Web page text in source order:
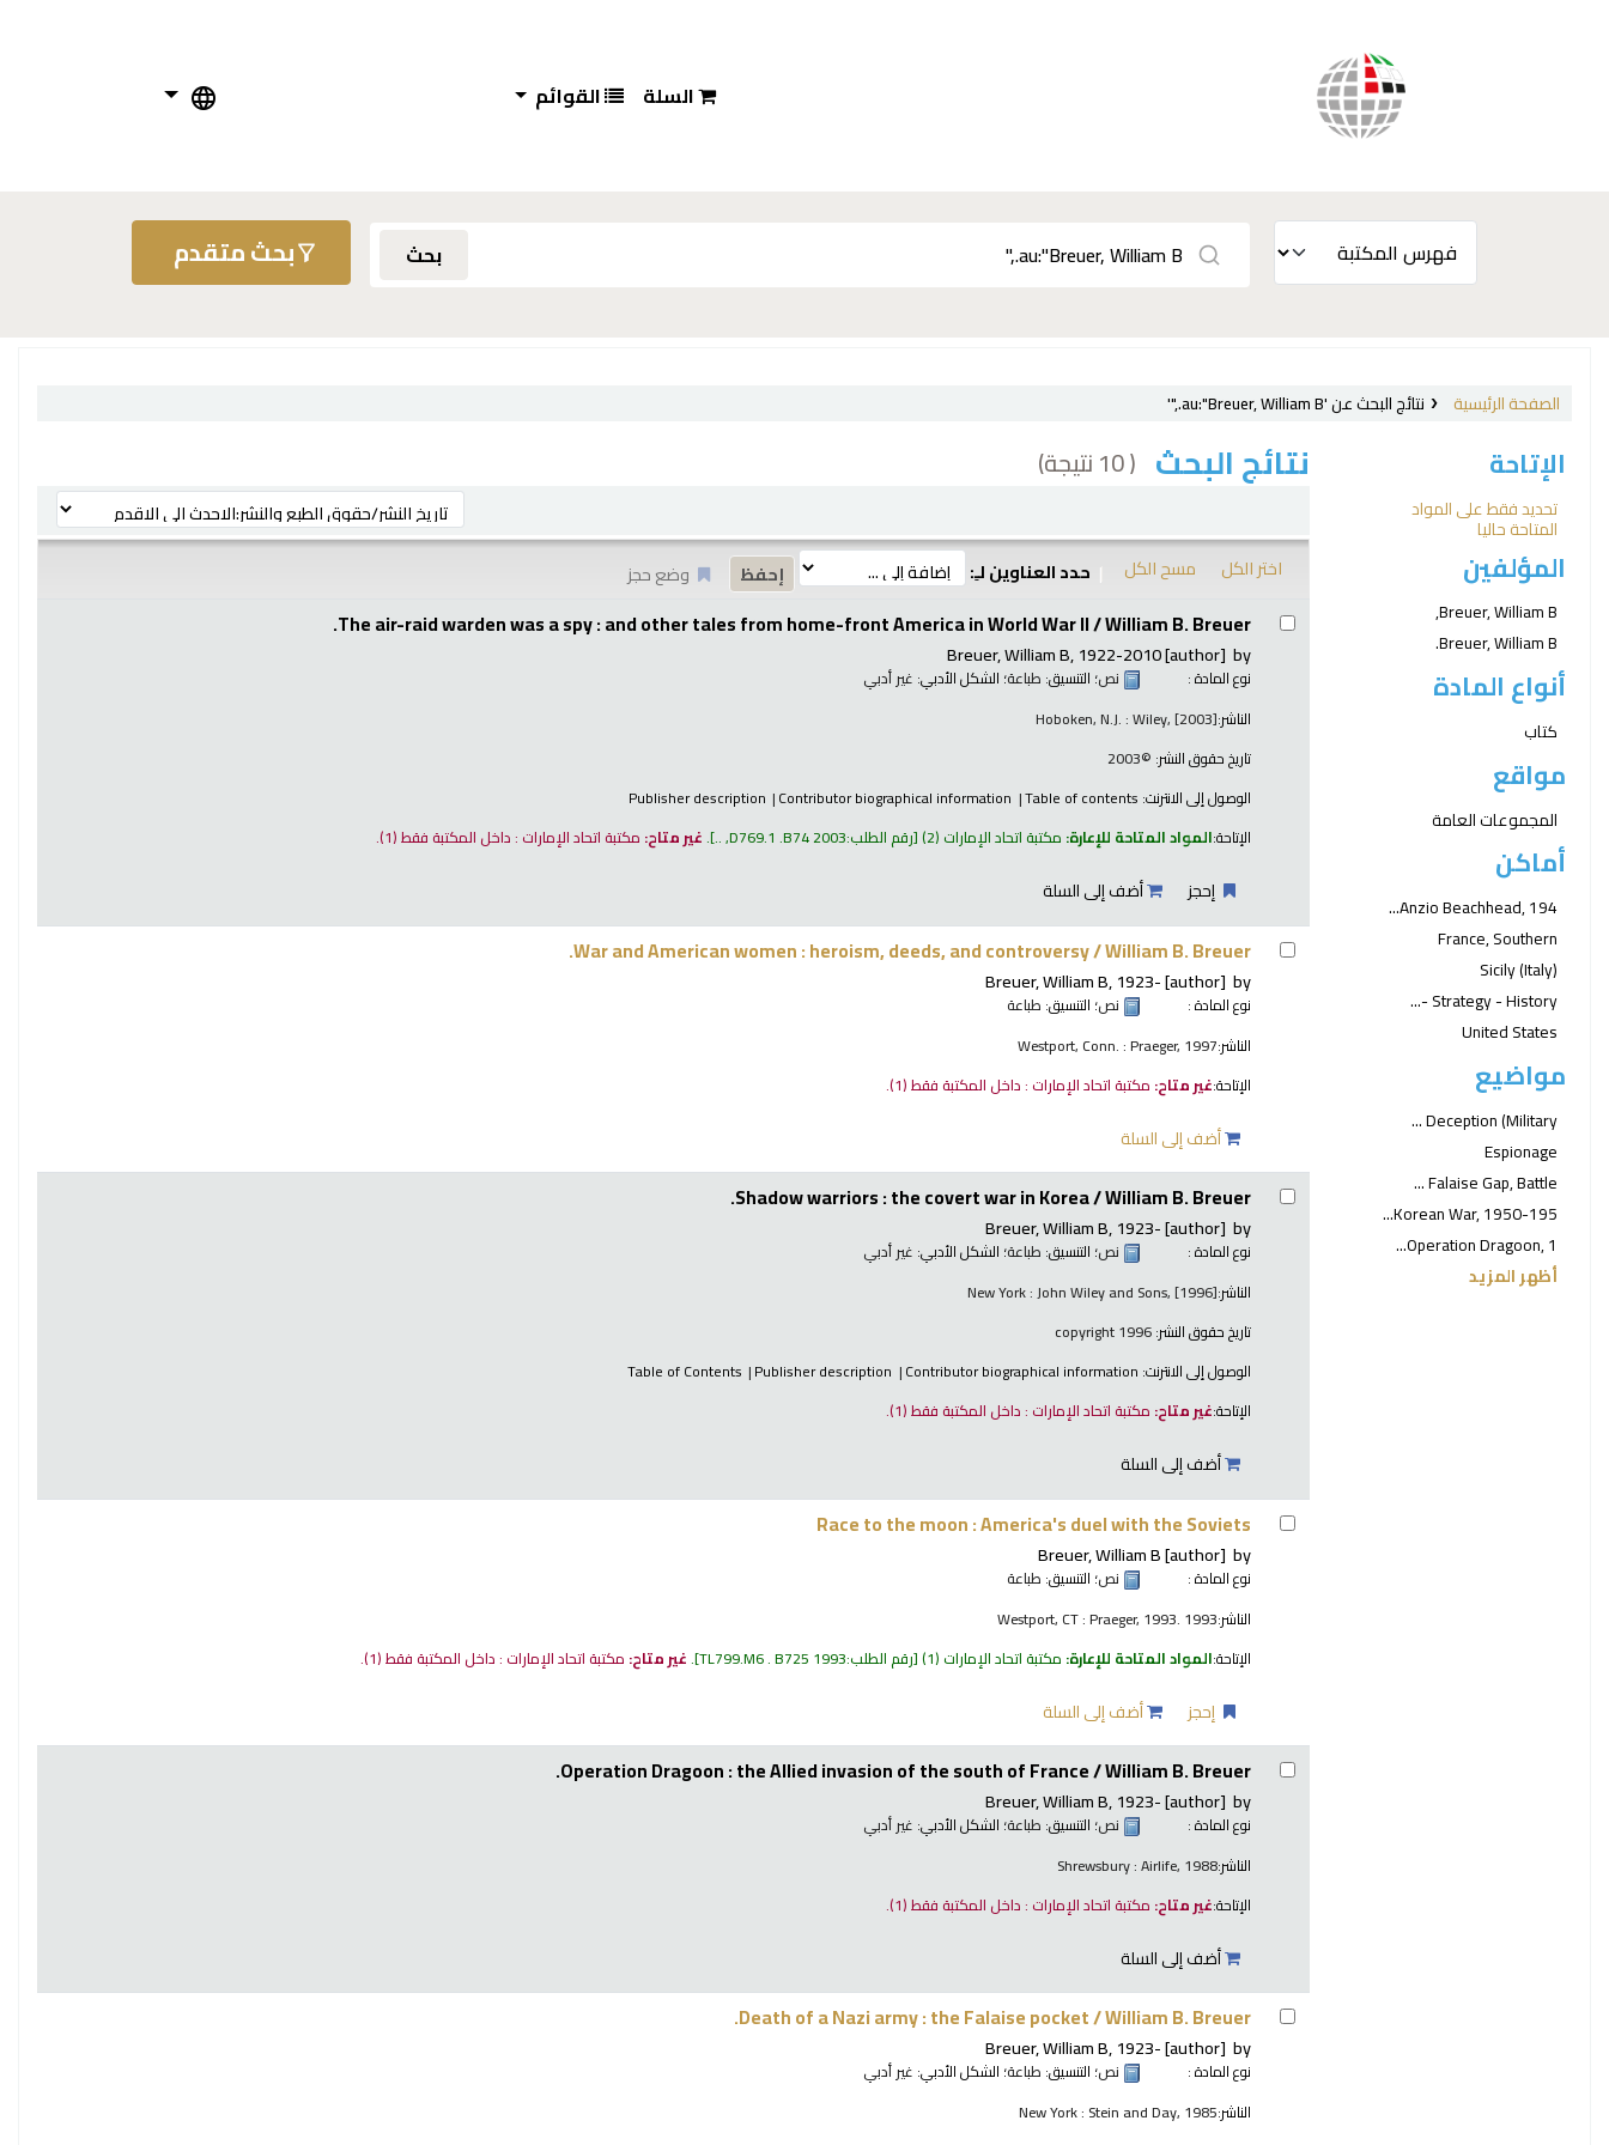
السلة القوائم
بحث بحث متقدم
الصفحة الرئيسية نتائج البحث عن 'au:"Breuer, William B.,"'
الإتاحة
تحديد فقط على المواد
المتاحة حاليا
المؤلفين
Breuer, William B,
Breuer, William B.
أنواع المادة
كتاب
مواقع
المجموعات العامة
أماكن
Anzio Beachhead, 194...
France, Southern
Sicily (Italy)
Strategy - History -...
United States
مواضيع
Deception (Military ...
Espionage
Falaise Gap, Battle ...
Korean War, 1950-195...
Operation Dragoon, 1...
أظهر المزيد
نتائج البحث ( 10 نتيجة)
ترتيب بواسطة:
اختر الكل مسح الكل حدد العناوين لـِ: وضع حجز
نتائج The air-raid warden was a spy : and other tales from home-front America in World War II /William B. Breuer.
by
Breuer, William B, 1922-2010[author]
نوع المادة : نص؛ التنسيق: طباعة؛ الشكل الأدبي: غير أدبي
الناشر:Hoboken, N.J. : Wiley, [2003]
تاريخ حقوق النشر: ©2003
الوصول إلى الانترنت: Table of contents
Contributor biographical information
Publisher description
الإتاحة:المواد المتاحة للإعارة: مكتبة اتحاد الإمارات (2) رقم الطلب:D769.1 .B74 2003, ..
.غير متاح: مكتبة اتحاد الإمارات : داخل المكتبة فقط(1).
إحجز أضف إلى السلة
War and American women : heroism, deeds, and controversy /William B. Breuer.
by
Breuer, William B, 1923-[author]
نوع المادة : نص؛ التنسيق: طباعة
الناشر:Westport, Conn. : Praeger, 1997
الإتاحة:غير متاح: مكتبة اتحاد الإمارات : داخل المكتبة فقط(1).
أضف إلى السلة
Shadow warriors : the covert war in Korea /William B. Breuer.
by
Breuer, William B, 1923-[author]
نوع المادة : نص؛ التنسيق: طباعة؛ الشكل الأدبي: غير أدبي
الناشر:New York : John Wiley and Sons, [1996]
تاريخ حقوق النشر:
الوصول إلى الانترنت: Contributor biographical information
Publisher description
Table of Contents
الإتاحة:غير متاح: مكتبة اتحاد الإمارات : داخل المكتبة فقط(1).
أضف إلى السلة
Race to the moon : America's duel with the Soviets
by
Breuer, William B[author]
نوع المادة : نص؛ التنسيق: طباعة
الناشر:Westport, CT : Praeger, 1993. 1993
الإتاحة:المواد المتاحة للإعارة: مكتبة اتحاد الإمارات (1) رقم الطلب:TL799.M6 . B725 1993
.غير متاح: مكتبة اتحاد الإمارات : داخل المكتبة فقط(1).
إحجز أضف إلى السلة
Operation Dragoon : the Allied invasion of the south of France /William B. Breuer.
by
Breuer, William B, 1923-[author]
نوع المادة : نص؛ التنسيق: طباعة؛ الشكل الأدبي: غير أدبي
الناشر:Shrewsbury : Airlife, 1988
الإتاحة:غير متاح: مكتبة اتحاد الإمارات : داخل المكتبة فقط(1).
أضف إلى السلة
Death of a Nazi army : the Falaise pocket /William B. Breuer.
by
Breuer, William B, 1923-[author]
نوع المادة : نص؛ التنسيق: طباعة؛ الشكل الأدبي: غير أدبي
الناشر:New York : Stein and Day, 1985